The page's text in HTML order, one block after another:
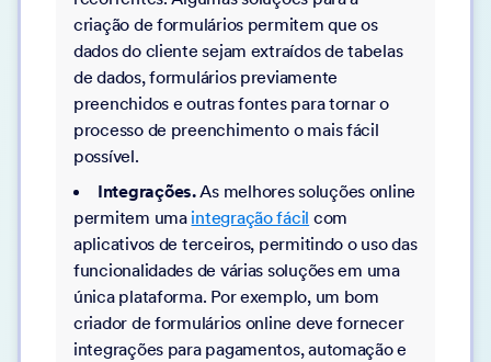
criação de formulários permitem que os
dados do cliente sejam extraídos de tabelas
de dados, formulários previamente
preenchidos e outras fontes para tornar o
processo de preenchimento o mais fácil
possível.
Integrações.As melhores soluções online
permitem uma integração fácil com
aplicativos de terceiros, permitindo o uso das
funcionalidades de várias soluções em uma
única plataforma. Por exemplo, um bom
criador de formulários online deve fornecer
integrações para pagamentos, automação e